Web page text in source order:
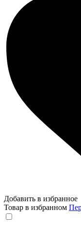
Добавить в избранное
Товар в избранном